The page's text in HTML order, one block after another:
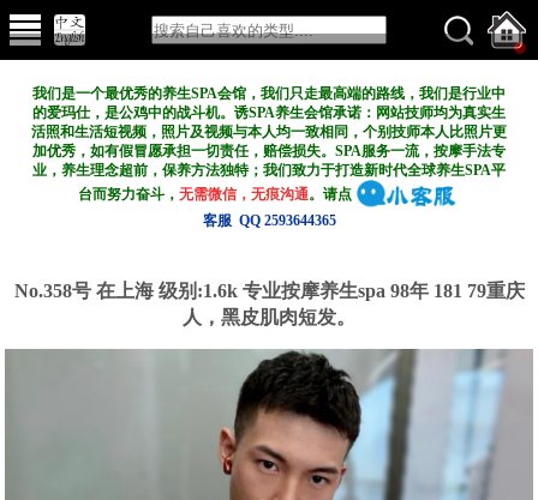
我们是一个最优秀的养生SPA会馆，我们只走最高端的路线，我们是行业中
的爱玛仕，是公鸡中的战斗机。诱SPA养生会馆承诺：网站技师均为真实生
活照和生活短视频，照片及视频与本人均一致相同，个别技师本人比照片更
加优秀，如有假冒愿承担一切责任，赔偿损失。SPA服务一流，按摩手法专
业，养生理念超前，保养方法独特；我们致力于打造新时代全球养生SPA平
台而努力奋斗，无需微信，无痕沟通。请点
客服 QQ 2593644365
No.358号 在上海 级别:1.6k 专业按摩养生spa 98年 181 79重庆
人，黑皮肌肉短发。